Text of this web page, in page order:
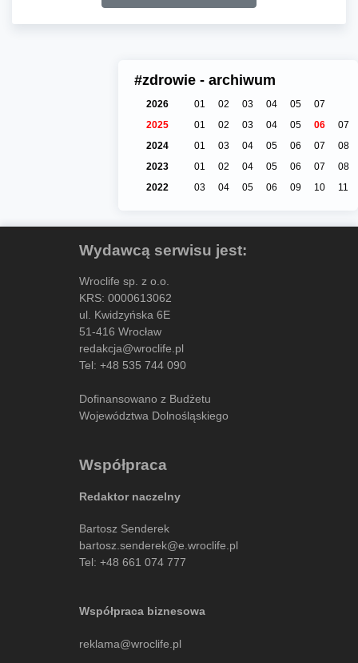
#zdrowie - archiwum
2026 01 02 03 04 05
07
2025
01 02 03 04 05 06
07
2024
01 03 04 05 06 07
08
2023
01 02 04 05 06 07
08
2022
03 04 05 06 09 10 11
Wydawcą serwisu jest:
Wroclife sp. z o.o.
KRS: 0000613062
ul. Kwidzyńska 6E
51-416 Wrocław
redakcja@wroclife.pl
Tel: +48 535 744 090
Dofinansowano z Budżetu
Województwa Dolnośląskiego
Współpraca
Redaktor naczelny
Bartosz Senderek
bartosz.senderek@e.wroclife.pl
Tel: +48 661 074 777
Współpraca biznesowa
reklama@wroclife.pl